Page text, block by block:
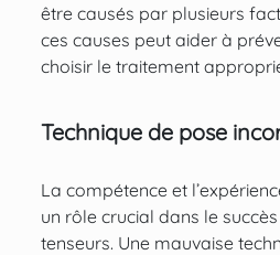
être causés par plusieurs
ces causes peut aider à
choisir le traitement
Technique de pose
La compétence et
un rôle crucial dans le
tenseurs. Une mauvaise